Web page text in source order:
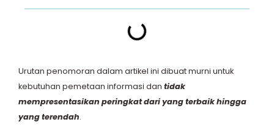
Urutan penomoran dalam artikel ini dibuat murni untuk
kebutuhan pemetaan informasi dan tidak
mempresentasikan peringkat dari yang terbaik hingga
yang terendah.